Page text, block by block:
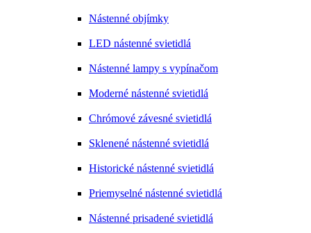
Nástenné objímky
LED nástenné svietidlá
Nástenné lampy s vypínačom
Moderné nástenné svietidlá
Chrómové závesné svietidlá
Sklenené nástenné svietidlá
Historické nástenné svietidlá
Priemyselné nástenné svietidlá
Nástenné prisadené svietidlá